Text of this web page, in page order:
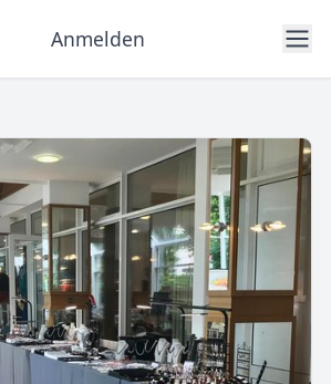
Anmelden